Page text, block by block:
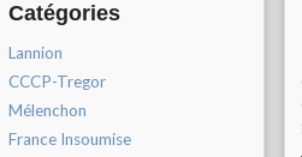
Catégories
Lannion
CCCP-Tregor
Mélenchon
France Insoumise